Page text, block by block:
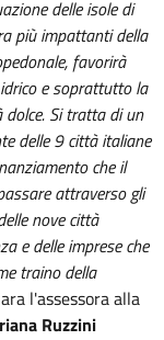
delle isole di
più impattanti della
favorirà
e soprattutto la
Si tratta di un
delle 9 città italiane
che il
attraverso gli
nove città
e delle imprese che
traino della
l'assessora alla
Ruzzini